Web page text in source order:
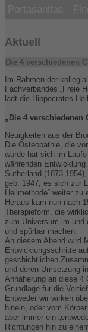
Aktuell
Die 4 verschiedenen
Im Rahmen der
Fachverbandes „Freie
lädt die Hippocrates
„Die 4 verschiedenen
Neuigkeiten aus der
Die Osteopathie, die
wurde hat sich im
währenden
Sutherland (1873-
geb. 1947, es sich zur
Heilmethode“ weiter zu
Heraus kam nun nach
Therapieform, die
zum Universum im und
und spürbar machen.
An diesem Abend wird
Entwicklungsschritte
geschichtlichen
und deren Umsetzung
Annäherung an diese 4
Grundlage für die
Entweder wir wirken
hinein, oder vom
aber immer ein
Richtungen hin zu